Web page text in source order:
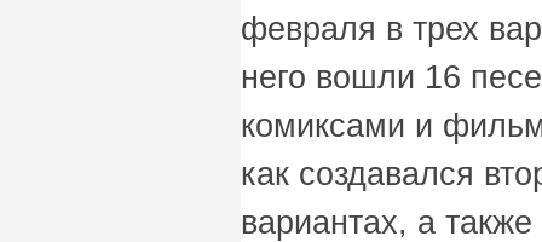
февраля в трех
него вошли 16
комиксами и
как создавался
вариантах, а